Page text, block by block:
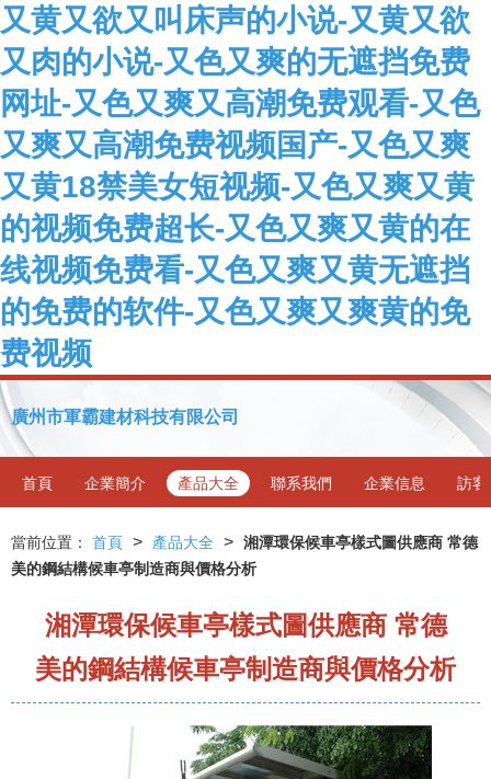
又黄又欲又叫床声的小说-又黄又欲
又肉的小说-又色又爽的无遮挡免费
网址-又色又爽又高潮免费观看-又色
又爽又高潮免费视频国产-又色又爽
又黄18禁美女短视频-又色又爽又黄
的视频免费超长-又色又爽又黄的在
线视频免费看-又色又爽又黄无遮挡
的免费的软件-又色又爽又爽黄的免
费视频
廣州市軍霸建材科技有限公司
首頁 企業簡介 產品大全 聯系我們 企業信息 訪客
當前位置： 首頁 > 產品大全 > 湘潭環保候車亭樣式圖供應商 常德
美的鋼結構候車亭制造商與價格分析
湘潭環保候車亭樣式圖供應商 常德
美的鋼結構候車亭制造商與價格分析